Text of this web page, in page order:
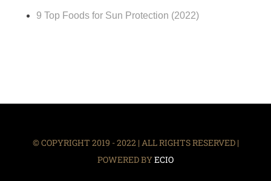
9 Top Foods for Sun Protection (2022)
© COPYRIGHT 2019 - 2022 | ALL RIGHTS RESERVED |
POWERED BYECIO